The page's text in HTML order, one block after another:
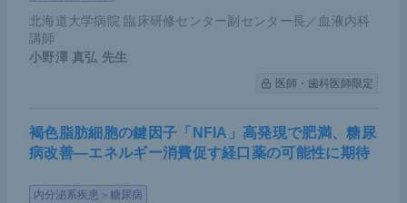
北海道大学病院 臨床研修センター副センター長／血液内科
講師
小野澤 真弘 先生
医師・歯科医師限定
褐色脂肪細胞の鍵因子「NFIA」高発現で肥満、糖尿
病改善―エネルギー消費促す経口薬の可能性に期待
内分泌系疾患＞糖尿病